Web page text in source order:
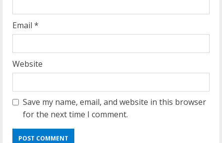
Email *
Website
Save my name, email, and website in this browser
for the next time I comment.